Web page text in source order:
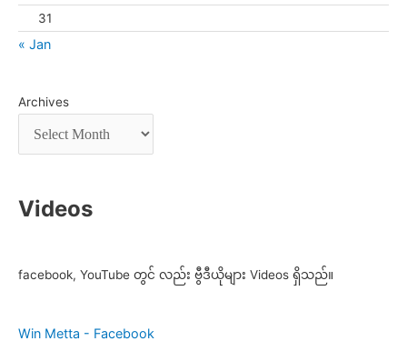
31
« Jan
Archives
Videos
facebook, YouTube တွင် လည်း ဗွီဒီယိုများ Videos ရှိသည်။
Win Metta - Facebook